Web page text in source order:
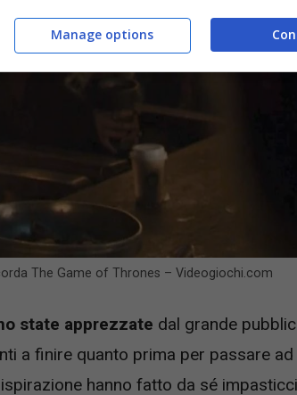
The Game of Thrones – Videogiochi.com
state apprezzate dal grande
a finire quanto prima per passare
hanno fatto da sé
Manage options